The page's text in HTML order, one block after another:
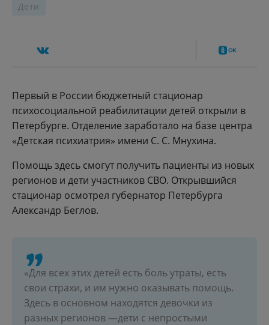
Дети
Первый в России бюджетный стационар
психосоциальной реабилитации детей открыли в
Петербурге. Отделение заработало на базе центра
«Детская психиатрия» имени С. С. Мнухина.
Помощь здесь смогут получить пациенты из новых
регионов и дети участников СВО. Открывшийся
стационар осмотрел губернатор Петербурга
Александр Беглов.
«Для всех этих детей есть боль утраты, есть
свои страхи, и им нужно оказывать помощь.
Здесь в основном находятся девочки из
разных регионов —дети с непростыми